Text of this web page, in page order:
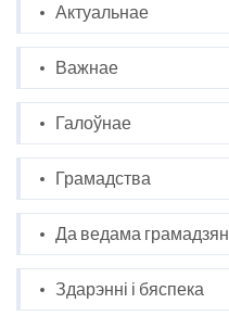
Актуальнае
Важнае
Галоўнае
Грамадства
Да ведама грамадзян
Здарэнні і бяспека